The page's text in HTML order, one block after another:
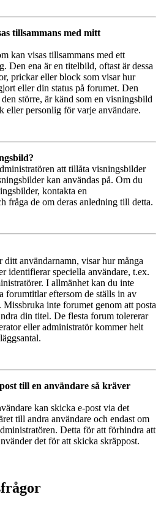
tillsammans med mitt
kan visas tillsammans med ett
Den ena är en titelbild, oftast är dessa
prickar eller block som visar hur
eller din status på forumet. Den
större, är känd som en visningsbild
eller personlig för varje användare.
att tillåta visningsbilder
kan användas på. Om du
kontakta en
fråga de om deras anledning till detta.
ditt användarnamn, visar hur många
identifierar speciella användare, t.ex.
I allmänhet kan du inte
forumtitlar eftersom de ställs in av
inte forumet genom att posta
din titel. De flesta forum tolererar
eller administratör kommer helt
till en användare så kräver
kan skicka e-post via det
till andra användare och endast om
Detta för att förhindra att
det för att skicka skräppost.